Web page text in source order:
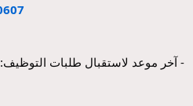
- آخر موعد لاستقبال طلبات التوظيف: 13/06/2026.